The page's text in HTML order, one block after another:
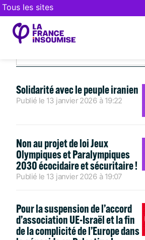
Tous les sites
JANVIER 13, 2026
Solidarité avec le peuple iranien
Publié le 13 janvier 2026 à 19:22
Non au projet de loi Jeux
Olympiques et Paralympiques
2030 écocidaire et sécuritaire !
Publié le 13 janvier 2026 à 19:07
Pour la suspension de l’accord
d’association UE-Israël et la fin
de la complicité de l’Europe dans